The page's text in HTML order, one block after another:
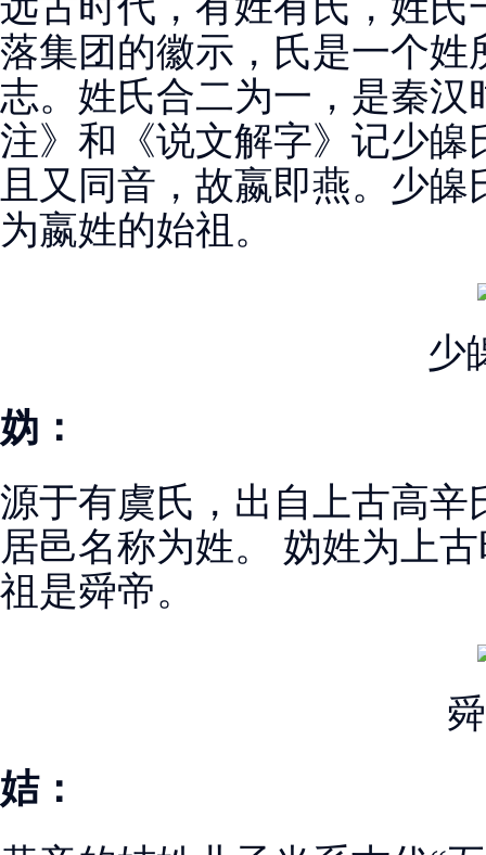
落集团的徽示，氏是一个
志。姓氏合二为一，是秦
注》和《说文解字》记少
且又同音，故嬴即燕。少
为嬴姓的始祖。
少
妫：
源于有虞氏，出自上古高
居邑名称为姓。 妫姓为上
祖是舜帝。
姞：